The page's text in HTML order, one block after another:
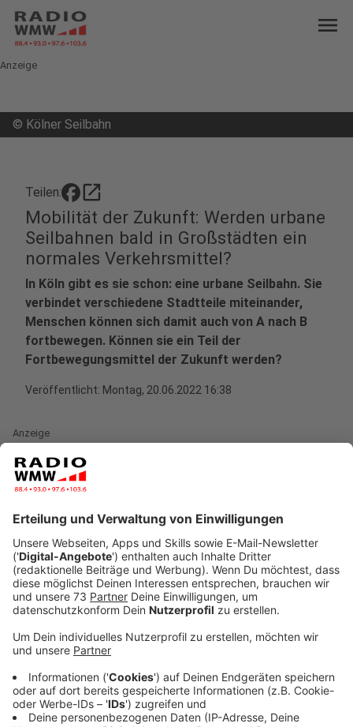
menu
Anzeige
© Kölner Seilbahn
Teilen: open_in_new
Mobilität der Zukunft: Werden urbane
Seilbahnen bald in Großstädten ein
normales Verkehrsmittel?
In Köln gibt es sie schon: eine urbane Seilbahn. Sie
verbindet verschiedene Stadtteile miteinander,
Menschen können sich damit auch von A nach B
fortbewegen. Können sie ein Teil der
Fortbewegungsmittel der Zukunft werden?
Veröffentlicht: Montag, 20.06.2022 16:38
Anzeige
Das Thema Mobilität wird immer wichtiger - auch in
E-Scooter könnte in Zukunft dort vielleicht noch ein
weiteres Verkehrsmittel hinzukommen: die Seilbahn. In
Essen startet die "Cable Car World"-Messe. Nach
Angaben der Veranstalter ist es die weltweit erste
Fachmesse für das Verkehrsmittel der urbanen
Seilbahn. Es soll gezeigt werden, wie Seilbahnen in
Zukunft Teil des städtischen Mobilitäsmixes werden
könnten. Das Bundesverkehrsministerium hat schon
2019 einen Arbeitskreis extra dazu eingerichtet.
Seilbahnen seien im Vergleich zu anderen
Verkehrssystemen günstig, schnell umzusetzen und